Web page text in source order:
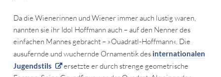
Da die Wienerinnen und Wiener immer auch lustig waren,
nannten sie ihr Idol Hoffmann auch – auf den Nenner des
einfachen Mannes gebracht – »Ouadratl-Hoffmann«. Die
ausufernde und wuchernde Ornamentik des internationalen
Jugendstils
ersetzte er durch strenge geometrische